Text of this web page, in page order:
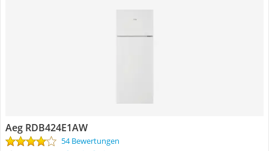
Aeg RDB424E1AW
54 Bewertungen